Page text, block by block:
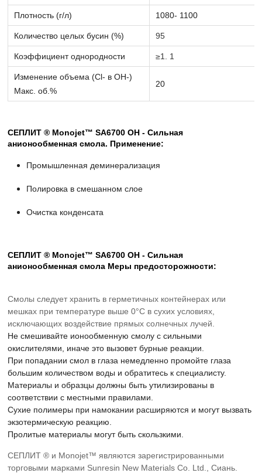
Плотность (г/л) 1080- 1100
Количество целых бусин (%) 95
Коэффициент однородности ≥1. 1
Изменение объема (Cl- в OH-)
Макс. об.%
20
СЕПЛИТ ® Monojet™ SA6700 OH - Сильная
анионообменная смола. Применение:
Промышленная деминерализация
Полировка в смешанном слое
Очистка конденсата
СЕПЛИТ ® Monojet™ SA6700 OH - Сильная
анионообменная смола Меры предосторожности:
Смолы следует хранить в герметичных контейнерах или
мешках при температуре выше 0°C в сухих условиях,
исключающих воздействие прямых солнечных лучей.
Не смешивайте ионообменную смолу с сильными
окислителями, иначе это вызовет бурные реакции.
При попадании смол в глаза немедленно промойте глаза
большим количеством воды и обратитесь к специалисту.
Материалы и образцы должны быть утилизированы в
соответствии с местными правилами.
Сухие полимеры при намокании расширяются и могут вызвать
экзотермическую реакцию.
Пролитые материалы могут быть скользкими.
СЕПЛИТ ® и Monojet™ являются зарегистрированными
торговыми марками Sunresin New Materials Co. Ltd., Сиань.